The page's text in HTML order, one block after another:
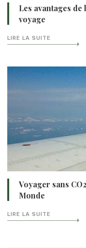
Les avantages
voyage
LIRE LA SUITE
Voyager sans
Monde
LIRE LA SUITE